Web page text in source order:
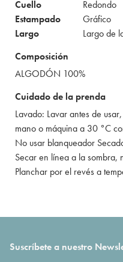
Cuello
Redondo
Estampado
Gráfico
Largo
Largo de
Composición
ALGODÓN 100%
Cuidado de la prenda
Lavado: Lavar antes de
mano o máquina a 30 °C
No usar blanqueador
Secar en línea a la sombra,
Planchar por el revés a
Suscríbete a nuestro